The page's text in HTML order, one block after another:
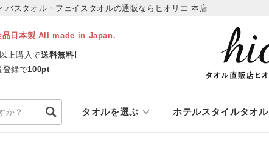
バスタオル・フェイスタオルの通販ならヒオリエ 本店
品日本製 All made in Japan.
上購入で送料無料!
登録で100pt
タオルを選ぶ ホテルスタイルタオル